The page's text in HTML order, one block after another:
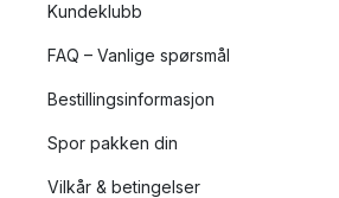
Kundeklubb
FAQ – Vanlige spørsmål
Bestillingsinformasjon
Spor pakken din
Vilkår & betingelser